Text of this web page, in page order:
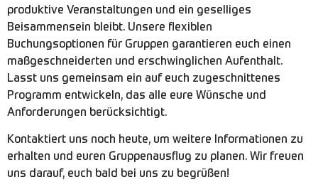
produktive Veranstaltungen und ein geselliges
Beisammensein bleibt. Unsere flexiblen
Buchungsoptionen für Gruppen garantieren euch einen
maßgeschneiderten und erschwinglichen Aufenthalt.
Lasst uns gemeinsam ein auf euch zugeschnittenes
Programm entwickeln, das alle eure Wünsche und
Anforderungen berücksichtigt.
Kontaktiert uns noch heute, um weitere Informationen zu
erhalten und euren Gruppenausflug zu planen. Wir freuen
uns darauf, euch bald bei uns zu begrüßen!